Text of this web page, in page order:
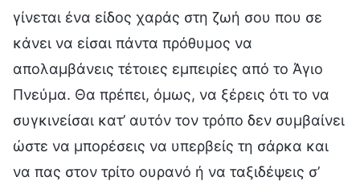
γίνεται ένα είδος χαράς στη ζωή σου που σε
κάνει να είσαι πάντα πρόθυμος να
απολαμβάνεις τέτοιες εμπειρίες από το Άγιο
Πνεύμα. Θα πρέπει, όμως, να ξέρεις ότι το να
συγκινείσαι κατ’ αυτόν τον τρόπο δεν συμβαίνει
ώστε να μπορέσεις να υπερβείς τη σάρκα και
να πας στον τρίτο ουρανό ή να ταξιδέψεις σ’